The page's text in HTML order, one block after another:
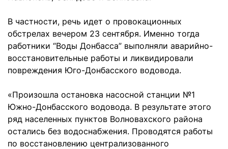
В частности, речь идет о провокационных
обстрелах вечером 23 сентября. Именно тогда
работники “Воды Донбасса” выполняли аварийно-
восстановительные работы и ликвидировали
повреждения Юго-Донбасского водовода.
«Произошла остановка насосной станции №1
Южно-Донбасского водовода. В результате этого
ряд населенных пунктов Волновахского района
остались без водоснабжения. Проводятся работы
по восстановлению централизованного